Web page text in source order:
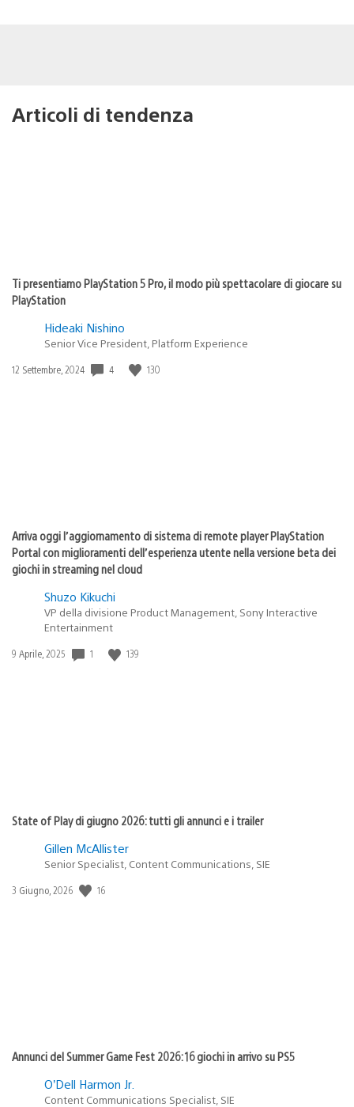
Articoli di tendenza
Ti presentiamo PlayStation 5 Pro, il modo più spettacolare di giocare su
PlayStation
Hideaki Nishino
Senior Vice President, Platform Experience
Data
12 Settembre, 2024 4 130
Arriva oggi l’aggiornamento di sistema di remote player PlayStation
Portal con miglioramenti dell’esperienza utente nella versione beta dei
giochi in streaming nel cloud
Shuzo Kikuchi
VP della divisione Product Management, Sony Interactive
Entertainment
Data
9 Aprile, 2025 1 139
State of Play di giugno 2026: tutti gli annunci e i trailer
Gillen McAllister
Senior Specialist, Content Communications, SIE
Data
3 Giugno, 2026 16
Annunci del Summer Game Fest 2026: 16 giochi in arrivo su PS5
O’Dell Harmon Jr.
Content Communications Specialist, SIE